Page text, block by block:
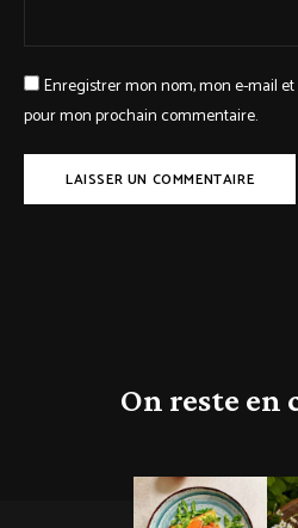
Enregistrer mon nom, mon e-mail
pour mon prochain commentaire.
On reste en